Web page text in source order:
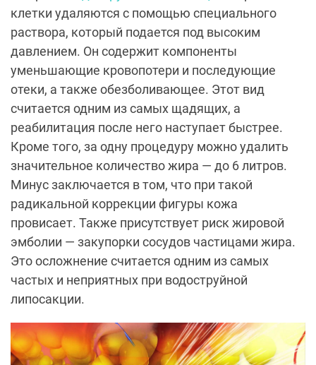
клетки удаляются с помощью специального
раствора, который подается под высоким
давлением. Он содержит компоненты
уменьшающие кровопотери и последующие
отеки, а также обезболивающее. Этот вид
считается одним из самых щадящих, а
реабилитация после него наступает быстрее.
Кроме того, за одну процедуру можно удалить
значительное количество жира — до 6 литров.
Минус заключается в том, что при такой
радикальной коррекции фигуры кожа
провисает. Также присутствует риск жировой
эмболии — закупорки сосудов частицами жира.
Это осложнение считается одним из самых
частых и неприятных при водоструйной
липосакции.